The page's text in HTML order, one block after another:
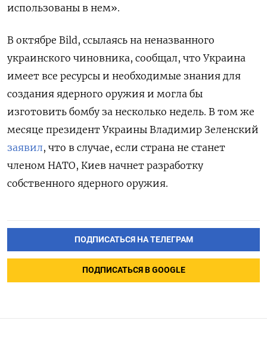
использованы в нем».
В октябре Bild, ссылаясь на неназванного
украинского чиновника, сообщал, что Украина
имеет все ресурсы и необходимые знания для
создания ядерного оружия и могла бы
изготовить бомбу за несколько недель. В том же
месяце президент Украины Владимир Зеленский
заявил, что в случае, если страна не станет
членом НАТО, Киев начнет разработку
собственного ядерного оружия.
ПОДПИСАТЬСЯ НА ТЕЛЕГРАМ
ПОДПИСАТЬСЯ В GOOGLE